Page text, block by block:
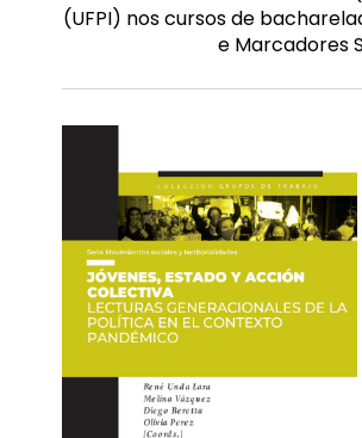
(UFPI) nos cursos de
e Marcadores